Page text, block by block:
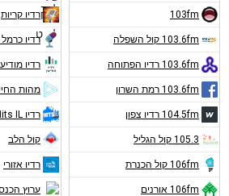
103fm
103.6fm קול השפלה
103.6fm רדיו הפתוחה
103.6fm רמת השרון
104.5fm רדיו צפון
105.3 קול הגליל
106fm קול הכנרת
106fm אורנים
רדיו קריות
רדיו
רדיו
מהות
רדיו Hits IL
קול הלב
רדיו אזורי
ערוץ